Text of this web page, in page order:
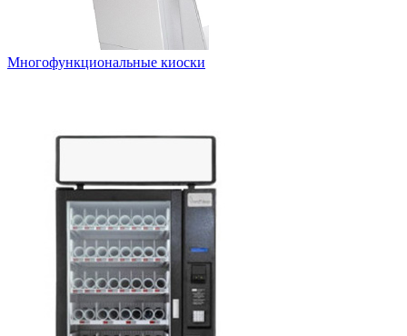
Многофункциональные киоски